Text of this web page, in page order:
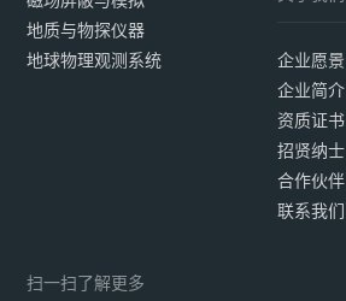
地质与物探仪器
地球物理观测系统
企业愿景
企业简介
资质证书
招贤纳士
合作伙伴
联系我们
扫一扫了解更多